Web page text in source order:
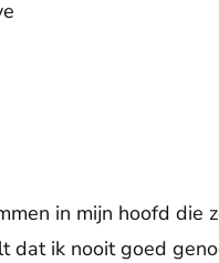
in mijn hoofd die
dat ik nooit goed